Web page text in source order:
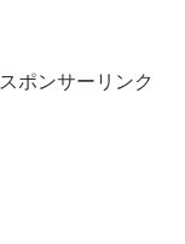
スポンサーリンク